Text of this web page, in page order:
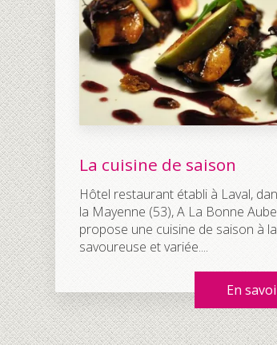
La cuisine de saison
Hôtel restaurant établi à Laval,
la Mayenne (53), A La Bonne
propose une cuisine de saison à
savoureuse et variée....
En